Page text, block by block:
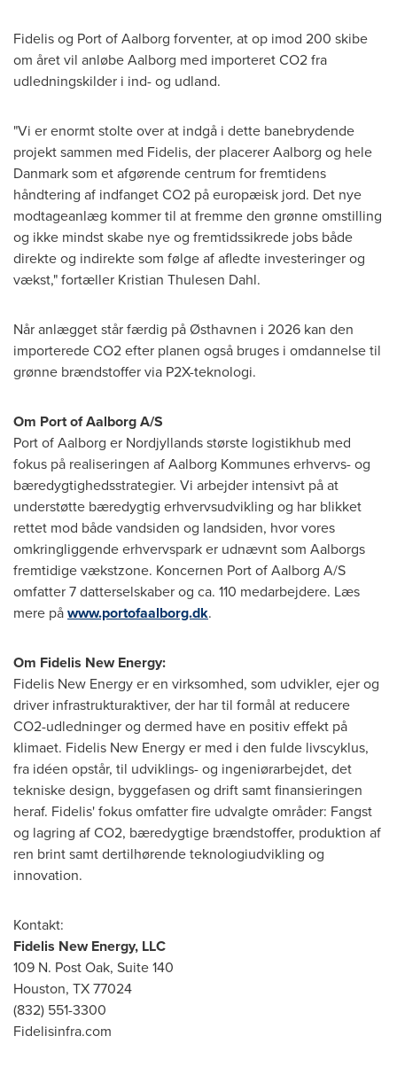
Fidelis og Port of Aalborg forventer, at op imod 200 skibe
om året vil anløbe Aalborg med importeret CO2 fra
udledningskilder i ind- og udland.
"Vi er enormt stolte over at indgå i dette banebrydende
projekt sammen med Fidelis, der placerer Aalborg og hele
Danmark som et afgørende centrum for fremtidens
håndtering af indfanget CO2 på europæisk jord. Det nye
modtageanlæg kommer til at fremme den grønne omstilling
og ikke mindst skabe nye og fremtidssikrede jobs både
direkte og indirekte som følge af afledte investeringer og
vækst," fortæller Kristian Thulesen Dahl.
Når anlægget står færdig på Østhavnen i 2026 kan den
importerede CO2 efter planen også bruges i omdannelse til
grønne brændstoffer via P2X-teknologi.
Om Port of Aalborg A/S
Port of Aalborg er Nordjyllands største logistikhub med
fokus på realiseringen af Aalborg Kommunes erhvervs- og
bæredygtighedsstrategier. Vi arbejder intensivt på at
understøtte bæredygtig erhvervsudvikling og har blikket
rettet mod både vandsiden og landsiden, hvor vores
omkringliggende erhvervspark er udnævnt som Aalborgs
fremtidige vækstzone. Koncernen Port of Aalborg A/S
omfatter 7 datterselskaber og ca. 110 medarbejdere. Læs
mere påwww.portofaalborg.dk.
Om Fidelis New Energy:
Fidelis New Energy er en virksomhed, som udvikler, ejer og
driver infrastrukturaktiver, der har til formål at reducere
CO2-udledninger og dermed have en positiv effekt på
klimaet. Fidelis New Energy er med i den fulde livscyklus,
fra idéen opstår, til udviklings- og ingeniørarbejdet, det
tekniske design, byggefasen og drift samt finansieringen
heraf. Fidelis' fokus omfatter fire udvalgte områder: Fangst
og lagring af CO2, bæredygtige brændstoffer, produktion af
ren brint samt dertilhørende teknologiudvikling og
innovation.
Kontakt:
Fidelis New Energy, LLC
109 N. Post Oak, Suite 140
Houston, TX 77024
(832) 551-3300
Fidelisinfra.com